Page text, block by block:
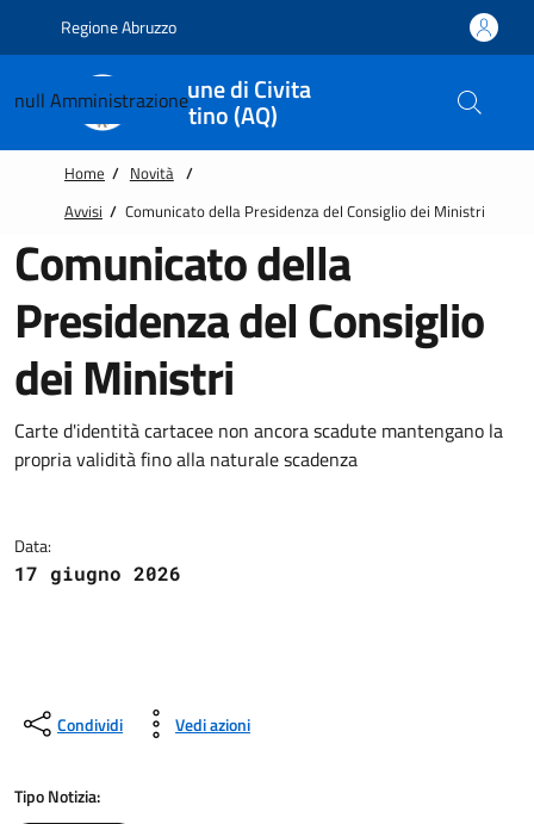
Regione Abruzzo
Comune di Civita
D'Antino (AQ)
null Amministrazione
Home / Novità /
Avvisi / Comunicato della Presidenza del Consiglio dei Ministri
Comunicato della
Presidenza del Consiglio
dei Ministri
Carte d'identità cartacee non ancora scadute mantengano la
propria validità fino alla naturale scadenza
Data:
17 giugno 2026
Condividi Vedi azioni
Tipo Notizia: